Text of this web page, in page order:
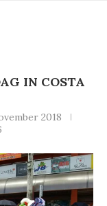
IN COSTA
2018